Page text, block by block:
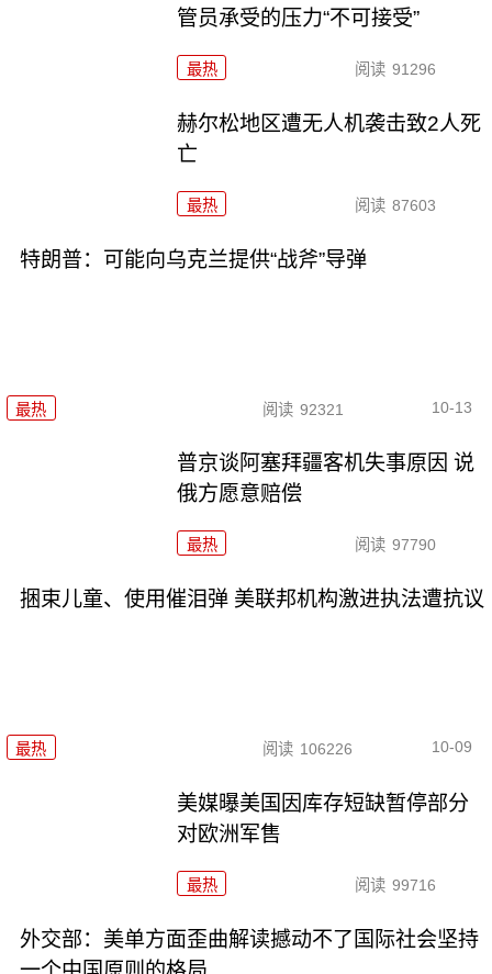
管员承受的压力“不可接受”
最热 阅读 91296
赫尔松地区遭无人机袭击致2人死
亡
最热 阅读 87603
特朗普：可能向乌克兰提供“战斧”导弹
最热 阅读 92321 10-13
普京谈阿塞拜疆客机失事原因 说
俄方愿意赔偿
最热 阅读 97790
捆束儿童、使用催泪弹 美联邦机构激进执法遭抗议
最热 阅读 106226 10-09
美媒曝美国因库存短缺暂停部分
对欧洲军售
最热 阅读 99716
外交部：美单方面歪曲解读撼动不了国际社会坚持